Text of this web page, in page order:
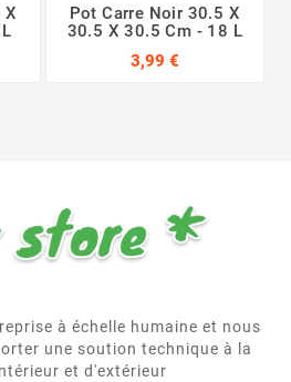
X
Pot Carre Noir 30.5 X
30.5 X 30.5 Cm - 18 L
3,99 €
à échelle humaine et nous
une soution technique à la
et d'extérieur